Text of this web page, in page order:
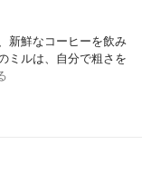
新鮮なコーヒーを飲み
ミルは、自分で粗さを